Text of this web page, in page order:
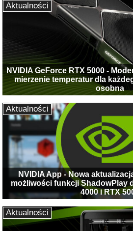
NVIDIA GeForce RTX 5000 -
mierzenie temperatur dla
osobna
Aktualności
NVIDIA App - Nowa
możliwości funkcji ShadowPlay
4000 i RTX
Aktualności
Aktualności